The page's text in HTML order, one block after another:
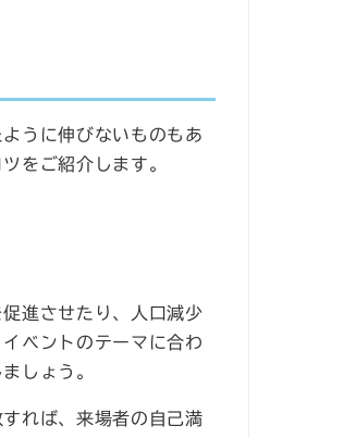
うに伸びないものもあ
をご紹介します。
進させたり、人口減少
ベントのテーマに合わ
しょう。
れば、来場者の自己満